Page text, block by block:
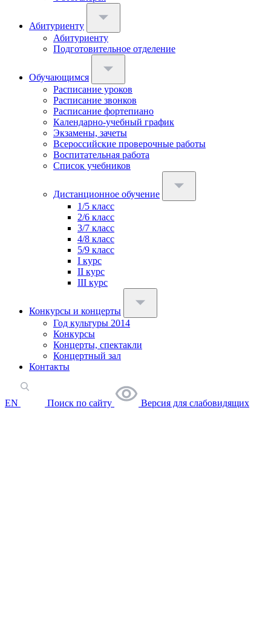
Абитуриенту
Абитуриенту
Подготовительное отделение
Обучающимся
Расписание уроков
Расписание звонков
Расписание фортепиано
Календарно-учебный график
Экзамены, зачеты
Всероссийские проверочные работы
Воспитательная работа
Список учебников
Дистанционное обучение
1/5 класс
2/6 класс
3/7 класс
4/8 класс
5/9 класс
I курс
II курс
III курс
Конкурсы и концерты
Год культуры 2014
Конкурсы
Концерты, спектакли
Концертный зал
Контакты
EN Поиск по сайту Версия для слабовидящих